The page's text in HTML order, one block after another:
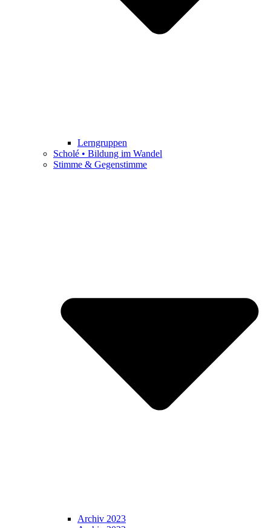
Lerngruppen
Scholé • Bildung im Wandel
Stimme & Gegenstimme
Archiv 2023